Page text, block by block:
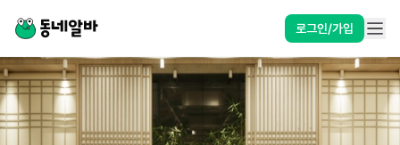
로그인/가입